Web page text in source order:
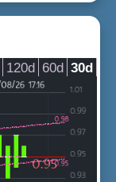
30d
60d
120d